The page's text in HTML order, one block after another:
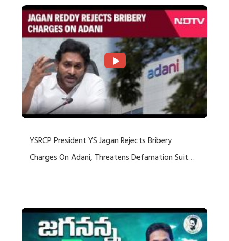
YSRCP President YS Jagan Rejects Bribery
Charges On Adani, Threatens Defamation Suit